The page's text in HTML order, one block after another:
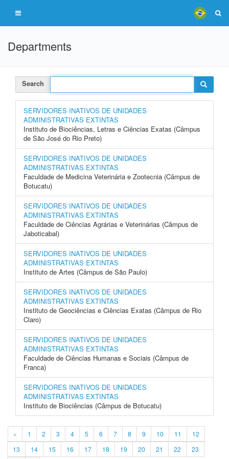
Departments
Search
SERVIDORES INATIVOS DE UNIDADES
ADMINISTRATIVAS EXTINTAS
Instituto de Biociências, Letras e Ciências Exatas (Câmpus
de São José do Rio Preto)
SERVIDORES INATIVOS DE UNIDADES
ADMINISTRATIVAS EXTINTAS
Faculdade de Medicina Veterinária e Zootecnia (Câmpus de
Botucatu)
SERVIDORES INATIVOS DE UNIDADES
ADMINISTRATIVAS EXTINTAS
Faculdade de Ciências Agrárias e Veterinárias (Câmpus de
Jaboticabal)
SERVIDORES INATIVOS DE UNIDADES
ADMINISTRATIVAS EXTINTAS
Instituto de Artes (Câmpus de São Paulo)
SERVIDORES INATIVOS DE UNIDADES
ADMINISTRATIVAS EXTINTAS
Instituto de Geociências e Ciências Exatas (Câmpus de Rio
Claro)
SERVIDORES INATIVOS DE UNIDADES
ADMINISTRATIVAS EXTINTAS
Faculdade de Ciências Humanas e Sociais (Câmpus de
Franca)
SERVIDORES INATIVOS DE UNIDADES
ADMINISTRATIVAS EXTINTAS
Instituto de Biociências (Câmpus de Botucatu)
« 1 2 3 4 5 6 7 8 9 10 11
12
13
14 15 16 17 18 19 20 21 22 23